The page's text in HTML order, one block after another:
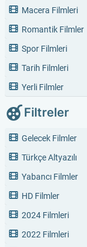
Macera Filmleri
Romantik Filmler
Spor Filmleri
Tarih Filmleri
Yerli Filmler
Filtreler
Gelecek Filmler
Türkçe Altyazılı
Yabancı Filmler
HD Filmler
2024 Filmleri
2022 Filmleri